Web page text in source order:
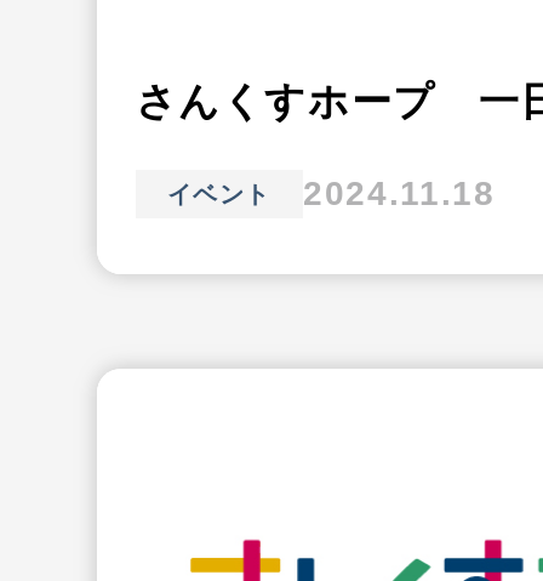
さんくすホープ 一
イベント 2024.11.18